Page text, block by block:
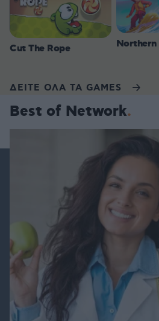
Cut The Rope Northern
ΔΕΙΤΕ ΟΛΑ ΤΑ GAMES
Best of Network